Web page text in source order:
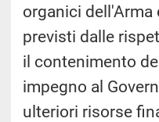
organici
previsti dalle
il contenimento
impegno al
ulteriori risorse